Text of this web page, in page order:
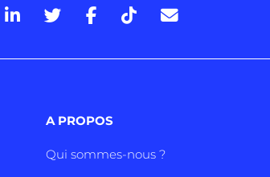
A PROPOS
Qui sommes-nous ?